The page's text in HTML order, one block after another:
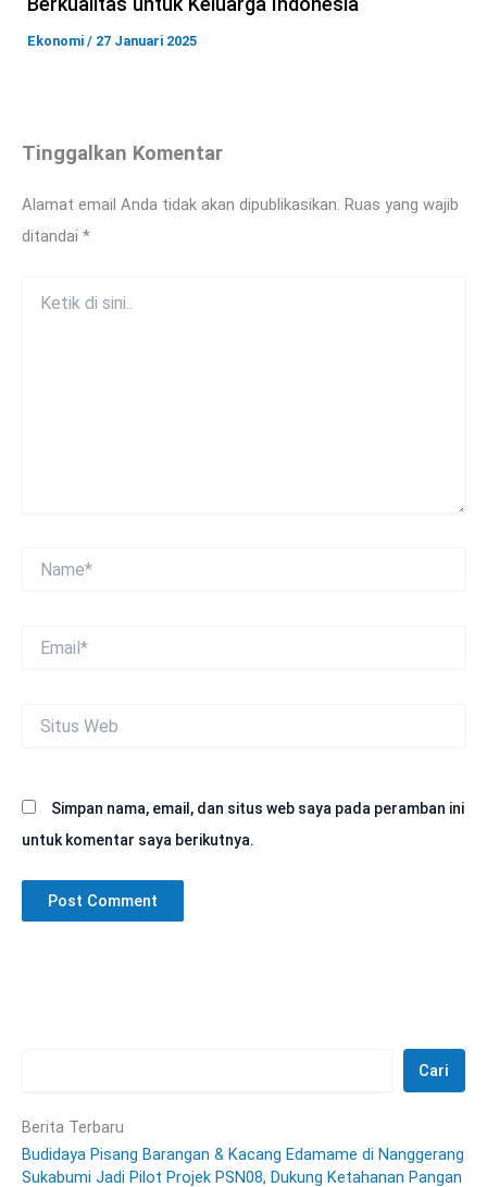
Ekonomi / 27 Januari 2025
Tinggalkan Komentar
Alamat email Anda tidak akan dipublikasikan. Ruas yang wajib
ditandai *
Web
Simpan nama, email, dan situs web saya pada peramban ini
untuk komentar saya berikutnya.
Cari
Berita Terbaru
Budidaya Pisang Barangan & Kacang Edamame di Nanggerang
Sukabumi Jadi Pilot Projek PSN08, Dukung Ketahanan Pangan